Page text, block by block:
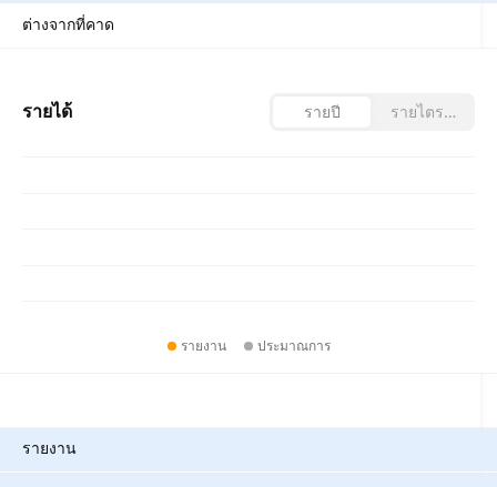
ต่างจากที่คาด
รายได้ รายปี รายไตรมาส
รายงาน ประมาณการ
รายงาน